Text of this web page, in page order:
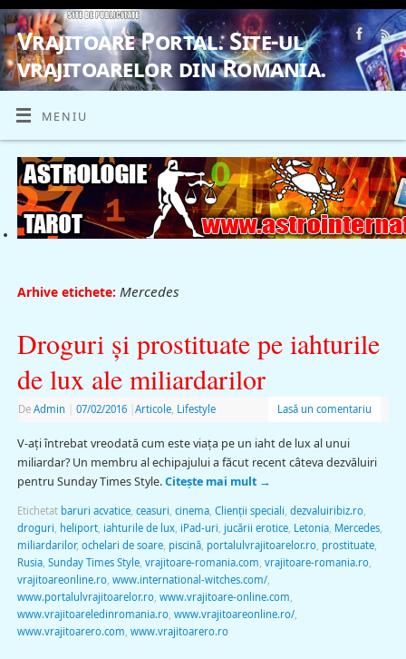
Vrajitoare Portal. Site-ul
vrajitoarelor din Romania.
VRAJITOARE, VRAJITOARELE, VRAJITOARE
MENIU
Arhive etichete: Mercedes
Droguri şi prostituate pe iahturile
de lux ale miliardarilor
De Admin 07/02/2016 Articole, Lifestyle Lasă un comentariu
V-ați întrebat vreodată cum este viața pe un iaht de lux al unui
miliardar? Un membru al echipajului a făcut recent câteva dezvăluiri
pentru Sunday Times Style.Citește mai mult →
Etichetat baruri acvatice, ceasuri, cinema, Clienții speciali, dezvaluiribiz.ro,
droguri, heliport, iahturile de lux, iPad-uri, jucării erotice, Letonia, Mercedes,
miliardarilor, ochelari de soare, piscină, portalulvrajitoarelor.ro, prostituate,
Rusia, Sunday Times Style, vrajitoare-romania.com, vrajitoare-romania.ro,
vrajitoareonline.ro, www.international-witches.com/,
www.portalulvrajitoarelor.ro, www.vrajitoare-online.com,
www.vrajitoareledinromania.ro, www.vrajitoareonline.ro/,
www.vrajitoarero.com, www.vrajitoarero.ro